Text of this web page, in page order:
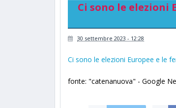
Ci sono le elezioni
30 settembre 2023 - 12:28
Ci sono le elezioni Europee e le
fonte: "catenanuova" - Google